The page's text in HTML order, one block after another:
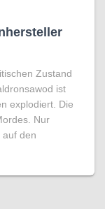
Zustand
ist
explodiert. Die
Nur
auf den